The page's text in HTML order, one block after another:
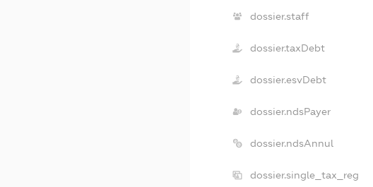
dossier.staff
dossier.taxDebt
dossier.esvDebt
dossier.ndsPayer
dossier.ndsAnnul
dossier.single_tax_reg